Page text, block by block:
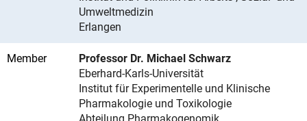
Umweltmedizin
Erlangen
Member
Professor Dr. Michael Schwarz
Eberhard-Karls-Universität
Institut für Experimentelle und Klinische
Pharmakologie und Toxikologie
Abteilung Pharmakogenomik